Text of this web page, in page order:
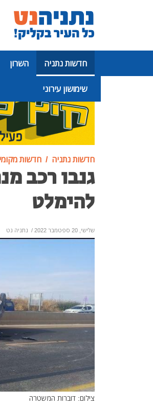
חדשות נתניה השרון
שימושון עירוני
פרסומת
חדשות נתניה חדשות
גנבו רכב
להימלט
שלישי, 20 ספטמבר 2022 / נתניה נט
צילום: דוברות המשטרה